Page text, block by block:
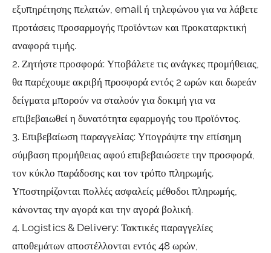
εξυπηρέτησης πελατών, email ή τηλεφώνου για να λάβετε
προτάσεις προσαρμογής προϊόντων και προκαταρκτική
αναφορά τιμής.
2. Ζητήστε προσφορά: Υποβάλετε τις ανάγκες προμήθειας,
θα παρέχουμε ακριβή προσφορά εντός 2 ωρών και δωρεάν
δείγματα μπορούν να σταλούν για δοκιμή για να
επιβεβαιωθεί η δυνατότητα εφαρμογής του προϊόντος.
3. Επιβεβαίωση παραγγελίας: Υπογράψτε την επίσημη
σύμβαση προμήθειας αφού επιβεβαιώσετε την προσφορά,
τον κύκλο παράδοσης και τον τρόπο πληρωμής.
Υποστηρίζονται πολλές ασφαλείς μέθοδοι πληρωμής,
κάνοντας την αγορά και την αγορά βολική.
4. Logistics & Delivery: Τακτικές παραγγελίες
αποθεμάτων αποστέλλονται εντός 48 ωρών,